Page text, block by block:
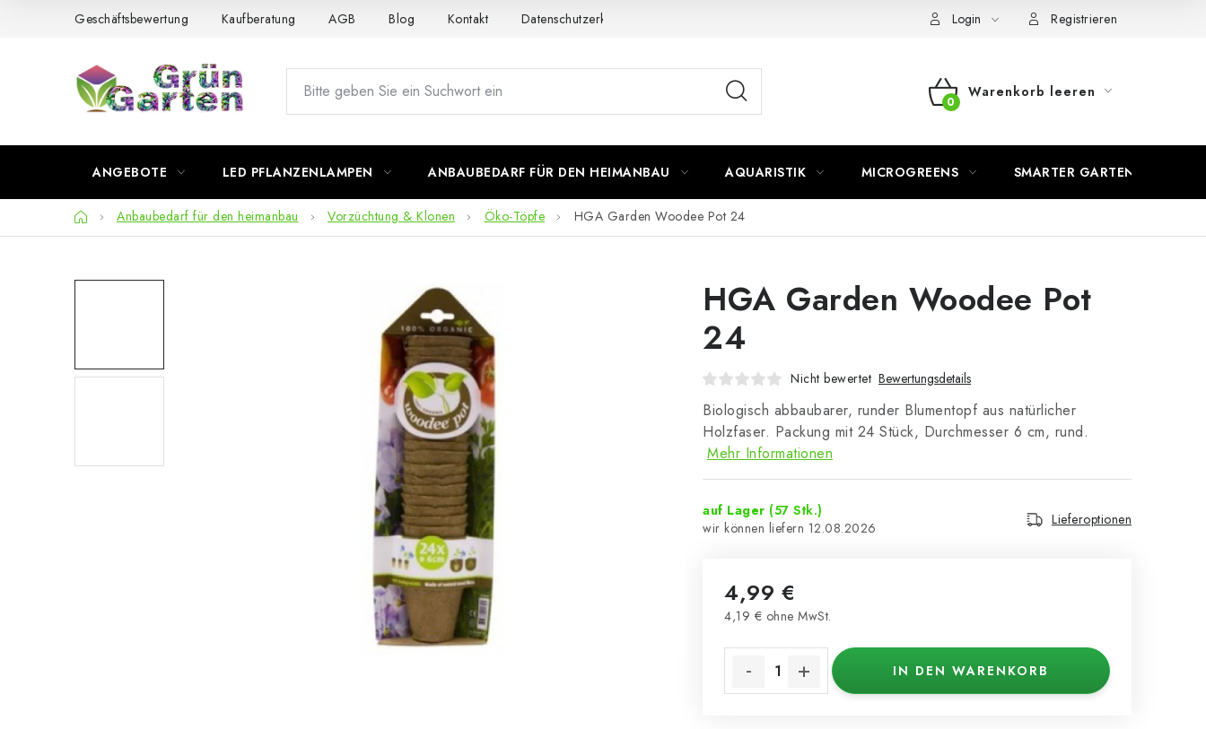
Geschäftsbewertung Kaufberatung AGB Blog Kontakt Datenschutzerklärung Login Registrieren
WARENKORB
Warenkorb leeren
ANGEBOTE LED PFLANZENLAMPEN ANBAUBEDARF FÜR DEN HEIMANBAU AQUARISTIK MICROGREENS SMARTER GARTEN
StartseiteAnbaubedarf für den heimanbau Vorzüchtung & Klonen Öko-Töpfe HGA Garden Woodee Pot 24
HGA Garden Woodee Pot
24
Nicht bewertet Bewertungsdetails
Biologisch abbaubarer, runder Blumentopf aus natürlicher
Holzfaser. Packung mit 24 Stück, Durchmesser 6 cm, rund.
Mehr Informationen
auf Lager (57 Stk.)
12.08.2026
Lieferoptionen
4,99 €
4,19 € ohne MwSt.
IN DEN WARENKORB